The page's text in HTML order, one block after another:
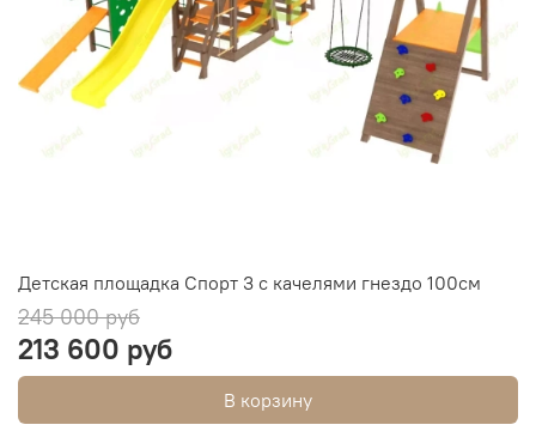
Детская площадка Спорт 3 с качелями гнездо 100см
245 000 руб
213 600 руб
В корзину